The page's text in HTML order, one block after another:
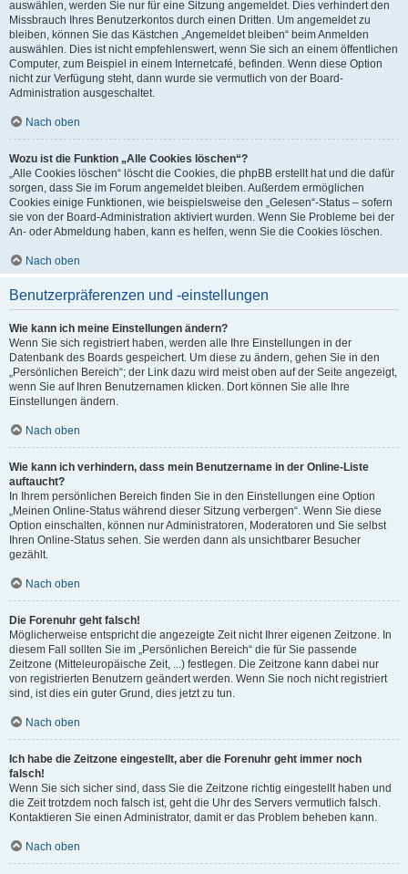
auswählen, werden Sie nur für eine Sitzung angemeldet. Dies verhindert den
Missbrauch Ihres Benutzerkontos durch einen Dritten. Um angemeldet zu
bleiben, können Sie das Kästchen „Angemeldet bleiben“ beim Anmelden
auswählen. Dies ist nicht empfehlenswert, wenn Sie sich an einem öffentlichen
Computer, zum Beispiel in einem Internetcafé, befinden. Wenn diese Option
nicht zur Verfügung steht, dann wurde sie vermutlich von der Board-
Administration ausgeschaltet.
Nach oben
Wozu ist die Funktion „Alle Cookies löschen“?
„Alle Cookies löschen“ löscht die Cookies, die phpBB erstellt hat und die dafür
sorgen, dass Sie im Forum angemeldet bleiben. Außerdem ermöglichen
Cookies einige Funktionen, wie beispielsweise den „Gelesen“-Status – sofern
sie von der Board-Administration aktiviert wurden. Wenn Sie Probleme bei der
An- oder Abmeldung haben, kann es helfen, wenn Sie die Cookies löschen.
Nach oben
Benutzerpräferenzen und -einstellungen
Wie kann ich meine Einstellungen ändern?
Wenn Sie sich registriert haben, werden alle Ihre Einstellungen in der
Datenbank des Boards gespeichert. Um diese zu ändern, gehen Sie in den
„Persönlichen Bereich“; der Link dazu wird meist oben auf der Seite angezeigt,
wenn Sie auf Ihren Benutzernamen klicken. Dort können Sie alle Ihre
Einstellungen ändern.
Nach oben
Wie kann ich verhindern, dass mein Benutzername in der Online-Liste
auftaucht?
In Ihrem persönlichen Bereich finden Sie in den Einstellungen eine Option
„Meinen Online-Status während dieser Sitzung verbergen“. Wenn Sie diese
Option einschalten, können nur Administratoren, Moderatoren und Sie selbst
Ihren Online-Status sehen. Sie werden dann als unsichtbarer Besucher
gezählt.
Nach oben
Die Forenuhr geht falsch!
Möglicherweise entspricht die angezeigte Zeit nicht Ihrer eigenen Zeitzone. In
diesem Fall sollten Sie im „Persönlichen Bereich“ die für Sie passende
Zeitzone (Mitteleuropäische Zeit, ...) festlegen. Die Zeitzone kann dabei nur
von registrierten Benutzern geändert werden. Wenn Sie noch nicht registriert
sind, ist dies ein guter Grund, dies jetzt zu tun.
Nach oben
Ich habe die Zeitzone eingestellt, aber die Forenuhr geht immer noch
falsch!
Wenn Sie sich sicher sind, dass Sie die Zeitzone richtig eingestellt haben und
die Zeit trotzdem noch falsch ist, geht die Uhr des Servers vermutlich falsch.
Kontaktieren Sie einen Administrator, damit er das Problem beheben kann.
Nach oben